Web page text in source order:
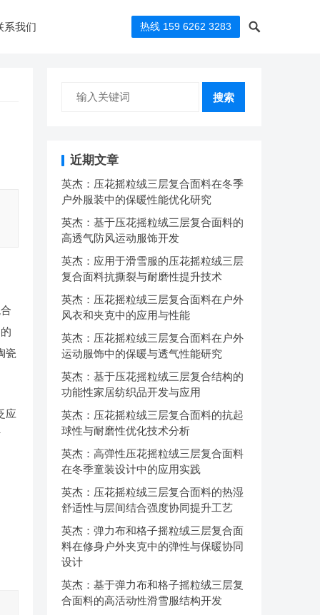
系我们 热线 159 6262 3283
瓷
应
搜索
近期文章
英杰：压花摇粒绒三层复合面料在冬季
户外服装中的保暖性能优化研究
英杰：基于压花摇粒绒三层复合面料的
高透气防风运动服饰开发
英杰：应用于滑雪服的压花摇粒绒三层
复合面料抗撕裂与耐磨性提升技术
英杰：压花摇粒绒三层复合面料在户外
风衣和夹克中的应用与性能
英杰：压花摇粒绒三层复合面料在户外
运动服饰中的保暖与透气性能研究
英杰：基于压花摇粒绒三层复合结构的
功能性家居纺织品开发与应用
英杰：压花摇粒绒三层复合面料的抗起
球性与耐磨性优化技术分析
英杰：高弹性压花摇粒绒三层复合面料
在冬季童装设计中的应用实践
英杰：压花摇粒绒三层复合面料的热湿
舒适性与层间结合强度协同提升工艺
英杰：弹力布和格子摇粒绒三层复合面
料在修身户外夹克中的弹性与保暖协同
设计
英杰：基于弹力布和格子摇粒绒三层复
合面料的高活动性滑雪服结构开发